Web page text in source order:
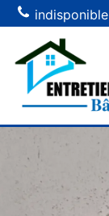
indisponible